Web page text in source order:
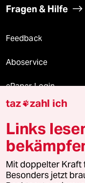
Fragen & Hilfe
Feedback
Aboservice
ePaper Login
Downloads für
© 2026 taz Verlags
Alle Rechte vorbehalten.
wenden Sie sich bitte an
taz zahl ich
Links
Mit doppelter Kraft
Besonders jetzt